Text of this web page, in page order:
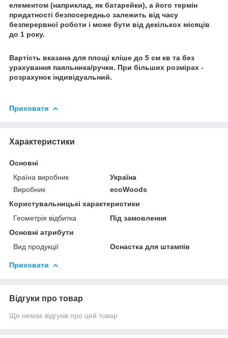
елементом (наприклад, як батарейки), а його термін
придатності безпосередньо залежить від часу
безперервної роботи і може бути від декількох місяців
до 1 року.
Вартість вказана для площі кліше до 5 см кв та без
урахування паяльника/ручки. При більших розмірах -
розрахунок індивідуальний.
Приховати
Характеристики
Основні
Країна виробник
Україна
Виробник
ecoWoods
Користувальницькі характеристики
Геометрія відбитка
Під замовлення
Основні атрибути
Вид продукції
Оснастка для штампів
Приховати
Відгуки про товар
Ще немає відгуків про цей товар